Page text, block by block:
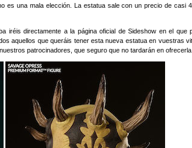
es una mala elección. La estatua sale con un precio de casi
iréis directamente a la página oficial de Sideshow en el que
aquellos que queráis tener esta nueva estatua en vuestras
patrocinadores, que seguro que no tardarán en ofrecerla.